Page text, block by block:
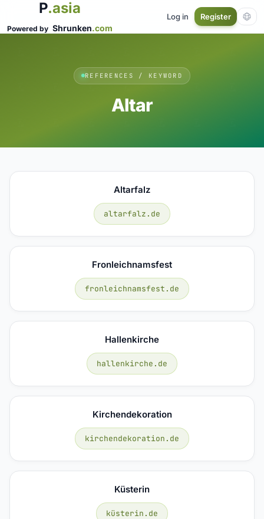
P.asia
Powered by Shrunken.com
Log in Register
REFERENCES / KEYWORD
Altar
Altarfalz
altarfalz.de
Fronleichnamsfest
fronleichnamsfest.de
Hallenkirche
hallenkirche.de
Kirchendekoration
kirchendekoration.de
Küsterin
küsterin.de